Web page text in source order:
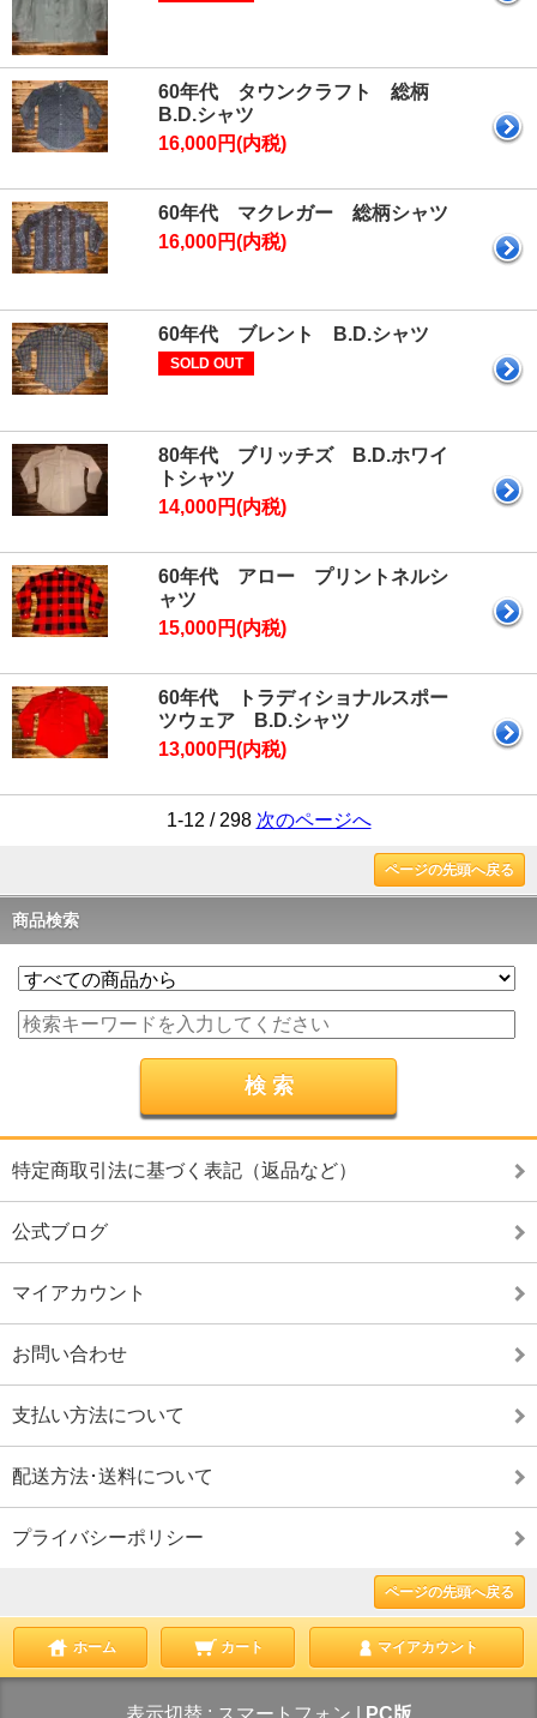
60年代 タウンクラフト 総柄
B.D.シャツ
16,000円(内税)
60年代 マクレガー 総柄シャツ
16,000円(内税)
60年代 ブレント B.D.シャツ
SOLD OUT
80年代 ブリッチズ B.D.ホワイ
トシャツ
14,000円(内税)
60年代 アロー プリントネルシ
ャツ
15,000円(内税)
60年代 トラディショナルスポー
ツウェア B.D.シャツ
13,000円(内税)
1-12 / 298 次のページへ
ページの先頭へ戻る
商品検索
特定商取引法に基づく表記（返品など）
公式ブログ
マイアカウント
お問い合わせ
支払い方法について
配送方法･送料について
プライバシーポリシー
ページの先頭へ戻る
ホーム カート マイアカウント
表示切替 : スマートフォン PC版